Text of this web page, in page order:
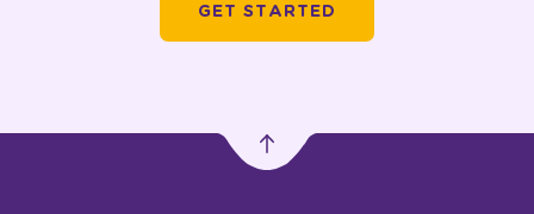
GET STARTED